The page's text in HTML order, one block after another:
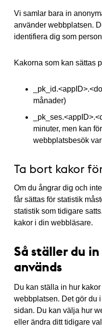
Vi samlar bara in
använder webbplatsen.
identifiera dig som
Kakorna som kan sättas
månader)
minuter, men kan
webbplatsbesök
Ta bort kakor
Om du ångrar dig och
får sättas för statistik
statistik som tidigare
kakor i din webbläsare.
Så ställer du
används
Du kan ställa in hur
webbplatsen. Det gör du
sidan. Du kan välja hur
eller ändra ditt tidigare